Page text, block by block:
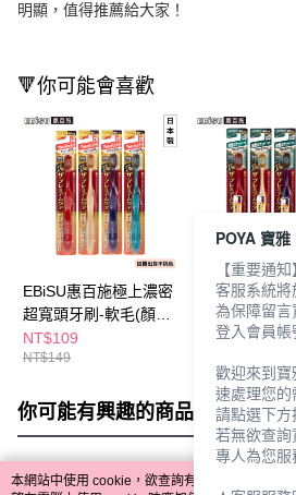
明顯，值得推薦給大家！
🔻你可能會喜歡
EBiSU惠百施極上濃密
超寬頭牙刷-軟毛(顏色
隨機出貨)
NT$109
NT$149
EBiSU惠百施
寬頭牙刷-軟
機出貨)
NT$119
你可能有興趣的商品 全站排行
本網站中使用 cookie，欲查詢有關本網站使用
POYA 寶雅
【重要通知】
客服系統將
為保障留
登入會員帳
歡迎來到
速處理您的
請點選下方
若無欲查
專人為您服